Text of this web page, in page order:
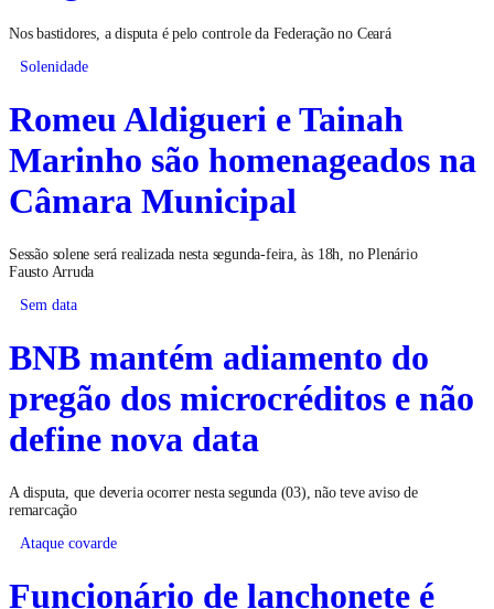
Nos bastidores, a disputa é pelo controle da Federação no Ceará
Solenidade
Romeu Aldigueri e Tainah
Marinho são homenageados na
Câmara Municipal
Sessão solene será realizada nesta segunda-feira, às 18h, no Plenário
Fausto Arruda
Sem data
BNB mantém adiamento do
pregão dos microcréditos e não
define nova data
A disputa, que deveria ocorrer nesta segunda (03), não teve aviso de
remarcação
Ataque covarde
Funcionário de lanchonete é